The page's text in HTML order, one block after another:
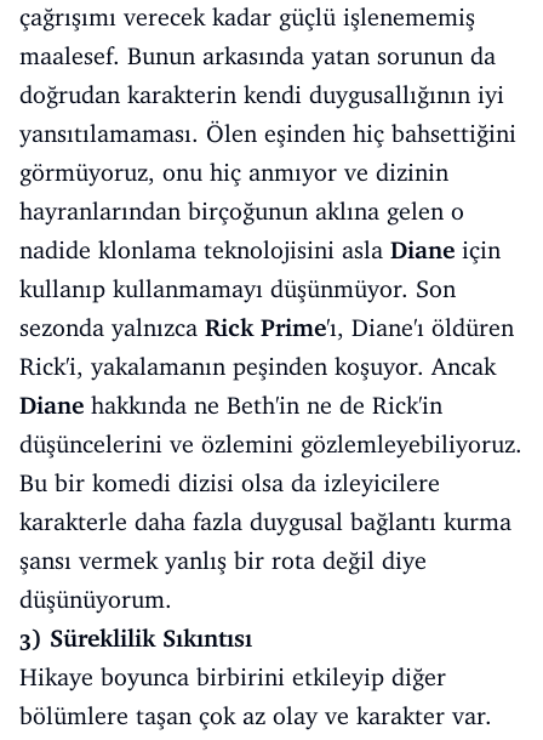
çağrışımı verecek kadar güçlü işlenememiş
maalesef. Bunun arkasında yatan sorunun da
doğrudan karakterin kendi duygusallığının iyi
yansıtılamaması. Ölen eşinden hiç bahsettiğini
görmüyoruz, onu hiç anmıyor ve dizinin
hayranlarından birçoğunun aklına gelen o
nadide klonlama teknolojisini asla Diane için
kullanıp kullanmamayı düşünmüyor. Son
sezonda yalnızca Rick Prime'ı, Diane'ı öldüren
Rick'i, yakalamanın peşinden koşuyor. Ancak
Diane hakkında ne Beth'in ne de Rick'in
düşüncelerini ve özlemini gözlemleyebiliyoruz.
Bu bir komedi dizisi olsa da izleyicilere
karakterle daha fazla duygusal bağlantı kurma
şansı vermek yanlış bir rota değil diye
düşünüyorum.
3) Süreklilik Sıkıntısı
Hikaye boyunca birbirini etkileyip diğer
bölümlere taşan çok az olay ve karakter var.